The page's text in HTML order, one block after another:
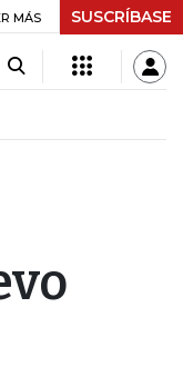
+$ 0,05 +0,01%
MÁS SUSCRÍBASE